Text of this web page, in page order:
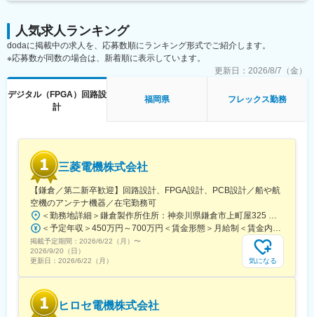
置）に係る回路設計業務をお任せします。
■取り扱い製品例：
動分析装置です。コンパクトなボディと高いパフォーマンスに加
え、優れた操作性を持ち、世界中の医療機関で活躍しています。
■ポジションの魅力：
・日立は、日本とは違う気候、風土でも検査を行っていただける
製品を提供、全世界で人々の健康に貢献しています。
・診断の深化と、人々のQuality of Life向上をめざし、一人ひとり
に最適なヘルスケアサービスと、持続可能な社会システムの実現
に貢献します。
■製品・サービスの魅力：
■想定されるキャリアパス：
人気求人ランキング
dodaに掲載中の求人を、応募数順にランキング形式でご紹介します。
※応募数が同数の場合は、新着順に表示しています。
更新日： 2026/8/7（金）
デジタル（FPGA）回路設
計
福岡県 フレックス勤務
三菱電機株式会社
【鎌倉／第二新卒歓迎】回路設計、FPGA設計、PCB設計／船や航
空機のアンテナ機器／在宅勤務可
＜勤務地詳細＞鎌倉製作所住所：神奈川県鎌倉市上町屋325 勤務地最寄駅：各線／大船駅受動喫煙対策：屋内全面禁煙変更の範囲：会社の定める事業所
＜予定年収＞450万円～700万円＜賃金形態＞月給制＜賃金内訳＞月額（基本給）：260,000円＜月給＞260,000円＜昇給有無＞有＜残業手当＞有＜給与補足＞※年齢・経験・スキル等に基づき、当社規定により決定します。※詳細は選考を通じてお伝えします。■賃金改定：年1回（4月）■賞与：年2回（6月・12月）賃金はあくまでも目安の金額であり、選考を通じて上下する可能性があります。月給(月額)は固定手当を含めた表記です。
掲載予定期間： 2026/6/22（月） 〜
2026/9/20（日）
更新日： 2026/6/22（月） 気になる
ヒロセ電機株式会社